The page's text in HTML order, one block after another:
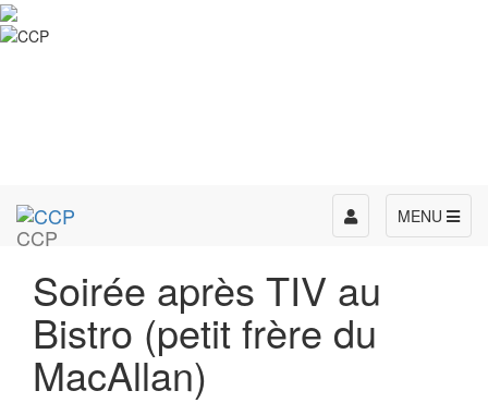
CCP
MENU
Toggle
navigation
Soirée après TIV au
Bistro (petit frère du
MacAllan)